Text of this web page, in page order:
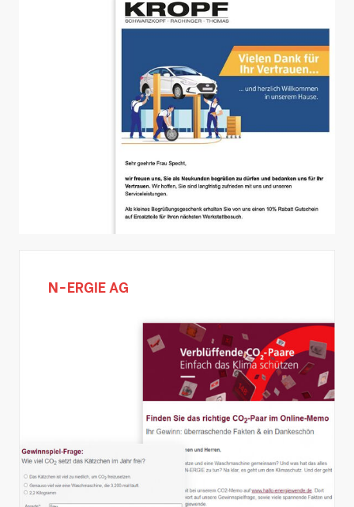
N-ERGIE AG